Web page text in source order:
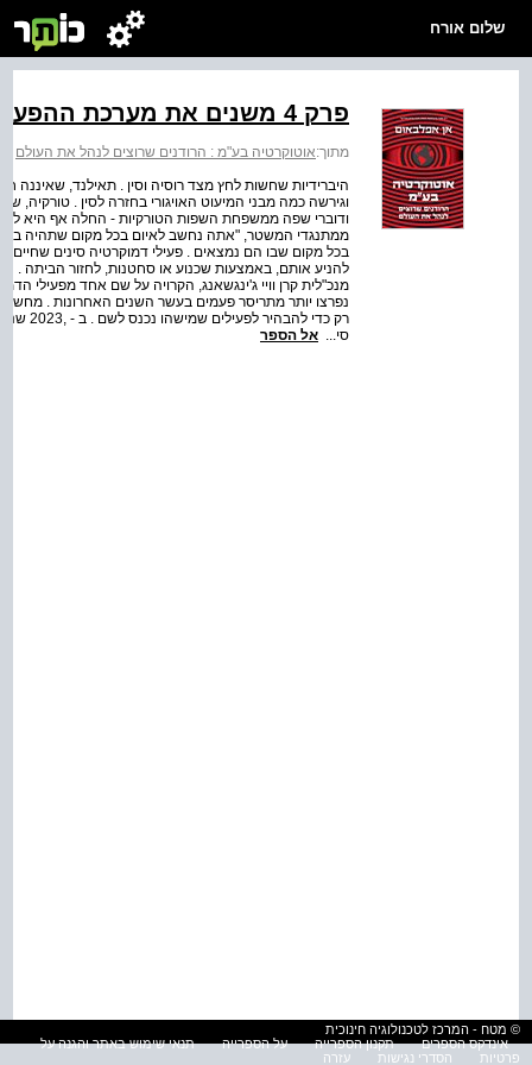
שלום אורח
פרק 4 משנים את מערכת ההפעלה
מתוך:אוטוקרטיה בע"מ : הרודנים שרוצים לנהל את העולם
היברידיות שחשות לחץ מצד רוסיה וסין . תאילנד, שאיננה
וגירשה כמה מבני המיעוט האויגורי בחזרה לסין .
ודוברי שפה ממשפחת השפות הטורקיות ‑ החלה אף היא
ממתנגדי המשטר, "אתה נחשב לאיום בכל מקום שתהיה בו" .
בכל מקום שבו הם נמצאים . פעילי דמוקרטיה סינים שחיים
להניע אותם, באמצעות שכנוע או סחטנות, לחזור הביתה .
מנכ"לית קרן וויי ג'ינגשאנג, הקרויה על שם אחד מפעילי
נפרצו יותר מתריסר פעמים בעשר השנים האחרונות .
רק כדי
סי... אל הספר
© מטח - המרכז לטכנולוגיה חינוכית
אינדקס הספרים
תקנון הספרייה על הספרייה
תנאי שימוש באתר והגנה על
פרטיות
הסדרי נגישות עזרה